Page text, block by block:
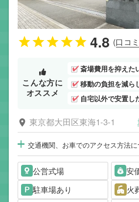
4.8 (口コ
こんな方に
オススメ
斎場費用を抑えた
移動の負担を減ら
自宅以外で安置し
東京都大田区東海1-3-1
交通機関、お車でのアクセス方法
公営式場
安
駐車場あり
火